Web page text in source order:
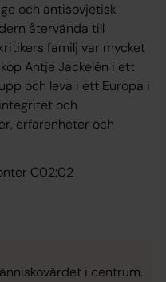
och antisovjetisk
återvända till
familj var mycket
Antje Jackelén i ett
och leva i ett Europa i
och
erfarenheter och
C02:02
i centrum.